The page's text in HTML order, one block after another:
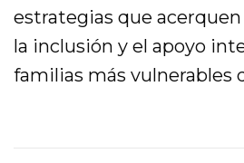
estrategias que
la inclusión y el apoyo
familias más vulnerables